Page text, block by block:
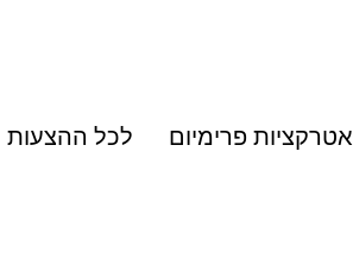
אטרקציות פרימיום לכל ההצעות